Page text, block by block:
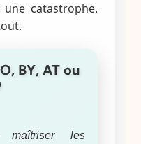
catastrophe.
BY, AT ou
les